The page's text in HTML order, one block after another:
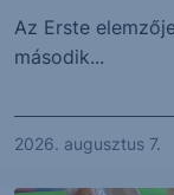
Az Erste
második...
2026. augusztus 7.